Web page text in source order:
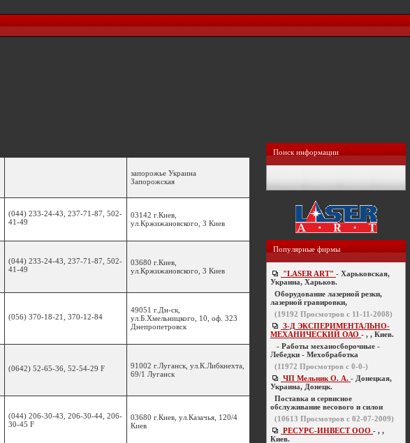
запорожье Украина
Запорожская
(044) 233-24-43, 237-71-87, 502-
41-49
03142 г.Киев,
ул.Кржижановского, 3 Киев
(044) 233-24-43, 237-71-87, 502-
41-49
03680 г.Киев,
ул.Кржижановского, 3 Киев
(056) 370-18-21, 370-12-84
49051 г.Дн-ск,
ул.Б.Хмельницкого, 10, оф. 323
Днепропетровск
(0642) 52-65-36, 52-54-29 F
91002 г.Луганск, ул.К.Либкнехта,
69/1 Луганск
(044) 206-30-43, 206-30-44, 206-
30-45 F
03680 г.Киев, ул.Казачья, 120/4
Киев
Поиск информации
Популярные фирмы
"LASER ART" - Харьковская,
Украина, Харьков.
Оборудование лазерной резки,
лазерной гравировки,
(19192 Просмотров с 11-11-2008)
З-Д ЭКСПЕРИМЕНТАЛЬНО-
МЕХАНИЧЕСКИЙ ОАО - , , Киев.
- Работы механосборочные -
Лебедки - Мехобработка
(11972 Просмотров с 0-0-)
ЧП Мельник О. А. - Донецкая,
Украина, Донецк.
Поставка и сервисное
обслуживание весового и силои
(10613 Просмотров с 02-07-2009)
РЕСУРС-ИНВЕСТ ООО - , ,
Киев.